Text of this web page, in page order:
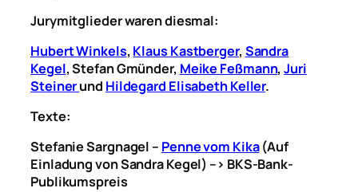
Jurymitglieder waren diesmal:
Hubert Winkels, Klaus Kastberger, Sandra
Kegel,Stefan Gmünder, Meike Feßmann,Juri
Steinerund Hildegard Elisabeth Keller.
Texte:
Stefanie Sargnagel – Penne vom Kika(Auf
Einladung von Sandra Kegel) –> BKS-Bank-
Publikumspreis